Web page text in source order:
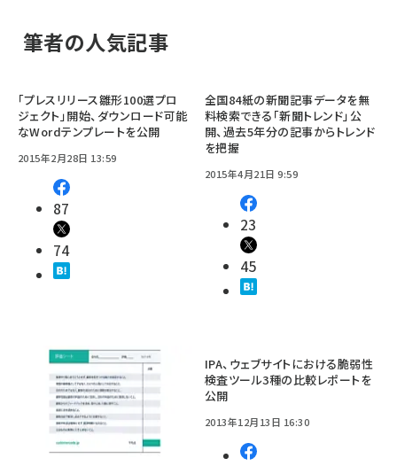
筆者の人気記事
「プレスリリース雛形100選プロ
ジェクト」開始、ダウンロード可能
なWordテンプレートを公開
2015年2月28日 13:59
87
74
全国84紙の新聞記事データを無
料検索できる「新聞トレンド」公
開、過去5年分の記事からトレンド
を把握
2015年4月21日 9:59
23
45
IPA、ウェブサイトにおける脆弱性
検査ツール3種の比較レポートを
公開
2013年12月13日 16:30